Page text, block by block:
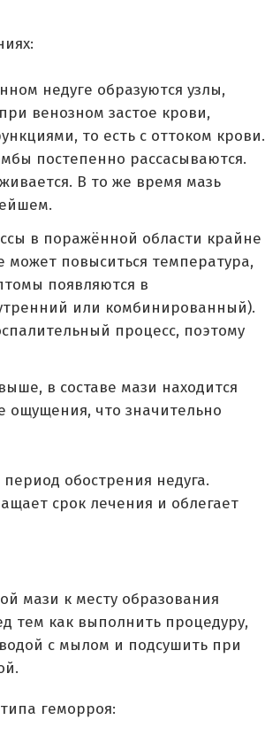
недуге образуются узлы,
венозном застое крови,
то есть с оттоком крови.
постепенно рассасываются.
В то же время мазь
в поражённой области крайне
повыситься температура,
появляются в
или комбинированный).
процесс, поэтому
в составе мази находится
ощущения, что значительно
обострения недуга.
срок лечения и облегает
мази к месту образования
тем как выполнить процедуру,
с мылом и подсушить при
геморроя: